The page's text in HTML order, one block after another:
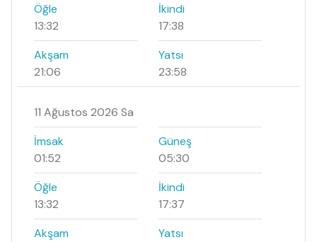
Öğle
13:32
İkindi
17:38
Akşam
21:06
Yatsı
23:58
11 Ağustos 2026 Sa
İmsak
01:52
Güneş
05:30
Öğle
13:32
İkindi
17:37
Akşam
Yatsı